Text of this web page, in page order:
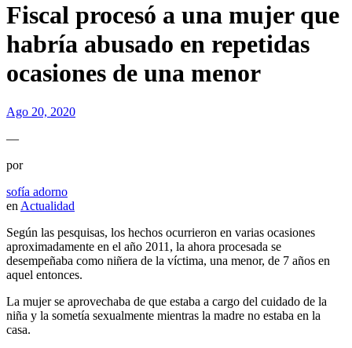
Fiscal procesó a una mujer que
habría abusado en repetidas
ocasiones de una menor
Ago 20, 2020
—
por
sofía adorno
en Actualidad
Según las pesquisas, los hechos ocurrieron en varias ocasiones
aproximadamente en el año 2011, la ahora procesada se
desempeñaba como niñera de la víctima, una menor, de 7 años en
aquel entonces.
La mujer se aprovechaba de que estaba a cargo del cuidado de la
niña y la sometía sexualmente mientras la madre no estaba en la
casa.